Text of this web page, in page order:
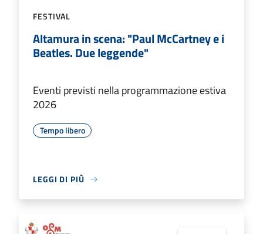
FESTIVAL
Altamura in scena: "Paul McCartney e i
Beatles. Due leggende"
Eventi previsti nella programmazione estiva
2026
Tempo libero
LEGGI DI PIÙ